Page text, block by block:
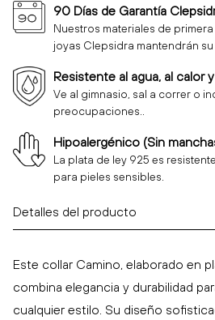
90 Días de Garantía
Nuestros materiales de
joyas Clepsidra mantendrán
Resistente al agua, al calor
Ve al gimnasio, sal a correr o
preocupaciones..
Hipoalergénico (Sin
La plata de ley 925 es
para pieles sensibles.
Detalles del producto
Este collar Camino, elaborado en
combina elegancia y durabilidad
cualquier estilo. Su diseño